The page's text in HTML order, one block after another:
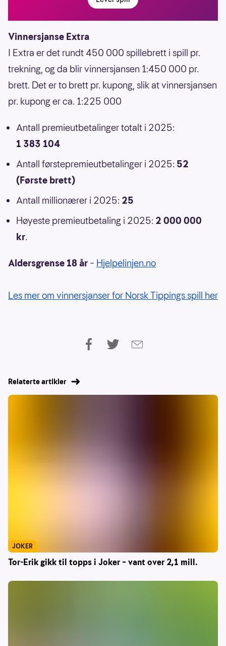
Vinnersjanse Extra
I Extra er det rundt 450 000 spillebrett i spill pr.
trekning, og da blir vinnersjansen 1:450 000 pr.
brett. Det er to brett pr. kupong, slik at vinnersjansen
pr. kupong er ca. 1:225 000
Antall premieutbetalinger totalt i 2025:
1 383 104
Antall førstepremieutbetalinger i 2025: 52
(Første brett)
Antall millionærer i 2025: 25
Høyeste premieutbetaling i 2025: 2 000 000
kr.
Aldersgrense 18 år – Hjelpelinjen.no
Les mer om vinnersjanser for Norsk Tippings spill her
Relaterte artikler
Tor-Erik gikk til topps i Joker – vant over 2,1 mill.
JOKER